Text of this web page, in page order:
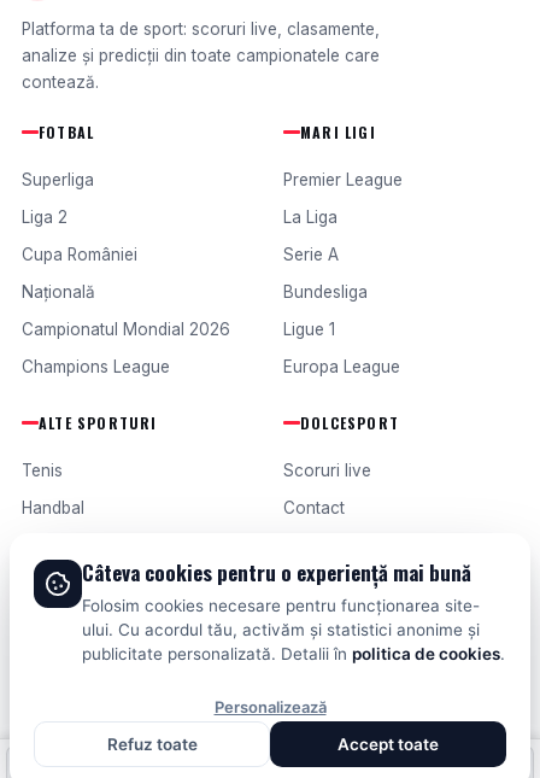
Platforma ta de sport: scoruri live, clasamente,
analize și predicții din toate campionatele care
contează.
FOTBAL
Superliga
Liga 2
Cupa României
Națională
Campionatul Mondial 2026
Champions League
MARI LIGI
Premier League
La Liga
Serie A
Bundesliga
Ligue 1
Europa League
ALTE SPORTURI
Tenis
Handbal
Formula 1
Fotbal intern
Fotbal extern
DOLCESPORT
Scoruri live
Contact
Termeni și condiții
© 2026 DOLCESPORT. TOATE DREPTURILE REZERVATE.
SCORURI, CLASAMENTE ȘI ANALIZE DIN TOATE COMPETIȚIILE
Fotbal intern Fotbal extern Scoruri live
Câteva cookies pentru o experiență mai bună
Folosim cookies necesare pentru funcționarea site-
ului. Cu acordul tău, activăm și statistici anonime și
publicitate personalizată. Detalii în politica de cookies.
Personalizează
Refuz toate
Accept toate